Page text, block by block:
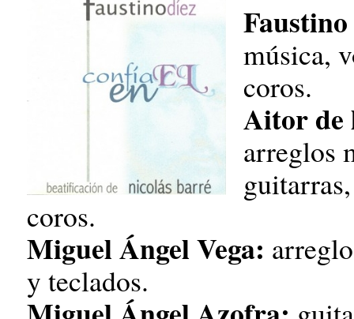
música,
coros.
Aitor de
arreglos
coros.
Miguel Ángel Vega:
y teclados.